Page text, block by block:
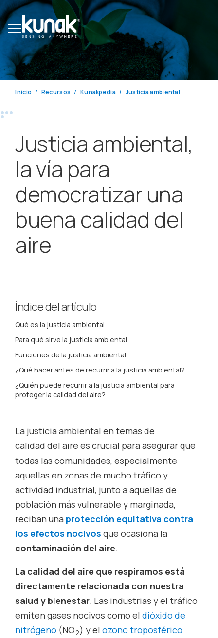
Inicio Recursos Kunakpedia Justicia ambiental
Justicia ambiental,
la vía para
democratizar una
buena calidad del
aire
Índice del artículo
Qué es la justicia ambiental
Para qué sirve la justicia ambiental
Funciones de la justicia ambiental
¿Qué hacer antes de recurrir a la justicia ambiental?
¿Quién puede recurrir a la justicia ambiental para
proteger la calidad del aire?
La justicia ambiental en temas de
calidad del aire es crucial para asegurar que
todas las comunidades, especialmente
aquellas en zonas de mucho tráfico y
actividad industrial, junto a aquellas de
población más vulnerable y marginada,
reciban una protección equitativa contra
los efectos nocivos que ocasiona la
contaminación del aire.
La calidad del aire que respiramos está
directamente relacionada con nuestra
salud y bienestar. Las industrias y el tráfico
emiten gases nocivos como eldióxido de
nitrógeno (NO2) y elozono troposférico